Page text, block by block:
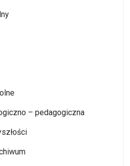
– pedagogiczna